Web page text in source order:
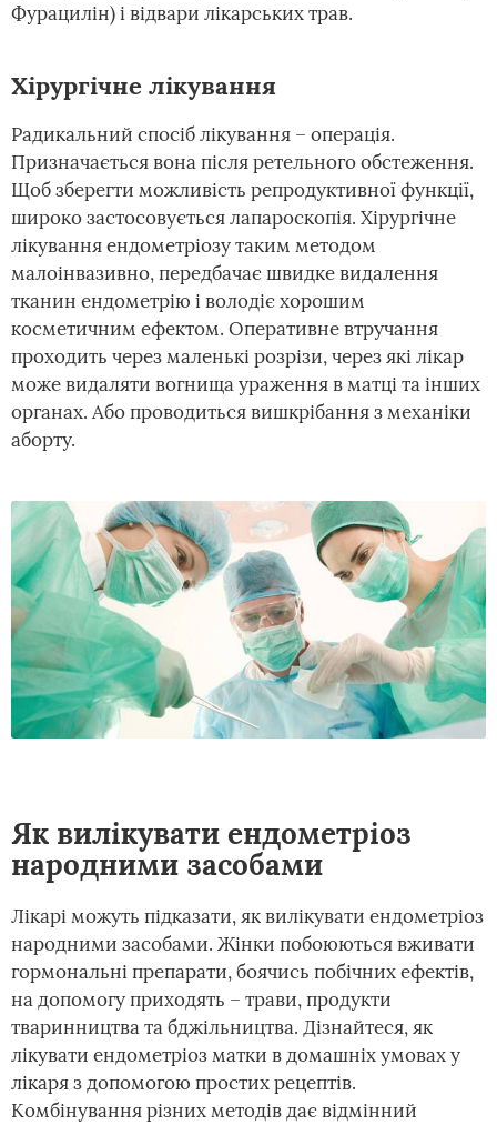
Фурацилін) і відвари лікарських трав.
Хірургічне лікування
Радикальний спосіб лікування – операція.
Призначається вона після ретельного обстеження.
Щоб зберегти можливість репродуктивної функції,
широко застосовується лапароскопія. Хірургічне
лікування ендометріозу таким методом
малоінвазивно, передбачає швидке видалення
тканин ендометрію і володіє хорошим
косметичним ефектом. Оперативне втручання
проходить через маленькі розрізи, через які лікар
може видаляти вогнища ураження в матці та інших
органах. Або проводиться вишкрібання з механіки
аборту.
Як вилікувати ендометріоз
народними засобами
Лікарі можуть підказати, як вилікувати ендометріоз
народними засобами. Жінки побоюються вживати
гормональні препарати, боячись побічних ефектів,
на допомогу приходять – трави, продукти
тваринництва та бджільництва. Дізнайтеся, як
лікувати ендометріоз матки в домашніх умовах у
лікаря з допомогою простих рецептів.
Комбінування різних методів дає відмінний